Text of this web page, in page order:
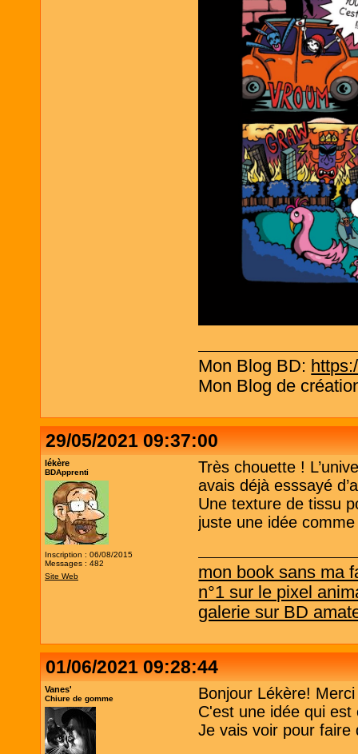
Mon Blog BD:
Mon Blog de
29/05/2021 09:37:00
lékère
BDApprenti
Inscription : 06/08/2015
Messages : 482
Site Web
Très chouette !
avais déjà esssayé
Une texture de tissu
juste une idée
mon book sans ma
n°1 sur le pixel
galerie sur BD
01/06/2021 09:28:44
Vanes'
Chiure de gomme
Bonjour Lékère!
C'est une idée qui
Je vais voir pour faire